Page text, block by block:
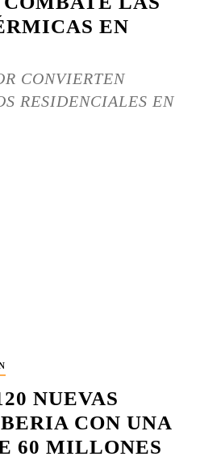
EN
CONVIERTEN
RESIDENCIALES EN
NUEVAS
CON UNA
60 MILLONES